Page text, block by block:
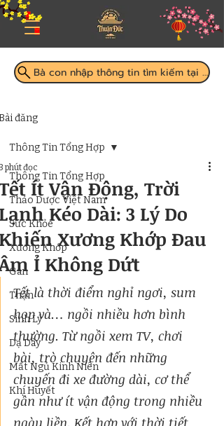
Bà con nhập thông tin tìm kiếm tại đây
đăng
Thông Tin Tổng Hợp
Thảo Dược Việt Nam
Sức Khỏe
Xương Khớp
Gan
Thận
Sinh Lý
Dạ Dày
Mất Ngủ Kinh Niên
Khí Huyết
Thông Tin Tổng Hợp
Ít Vận Động, Trời
Kéo Dài: 3 Lý Do
Xương Khớp Đau
Ỉ Không Dứt
phút đọc
Tết là thời điểm nghỉ ngơi, sum
họp và… ngồi nhiều hơn bình
thường. Từ ngồi xem TV, chơi
bài, trò chuyện đến những
chuyến đi xe đường dài, cơ thể
gần như ít vận động trong nhiều
ngày liền. Kết hợp với thời tiết